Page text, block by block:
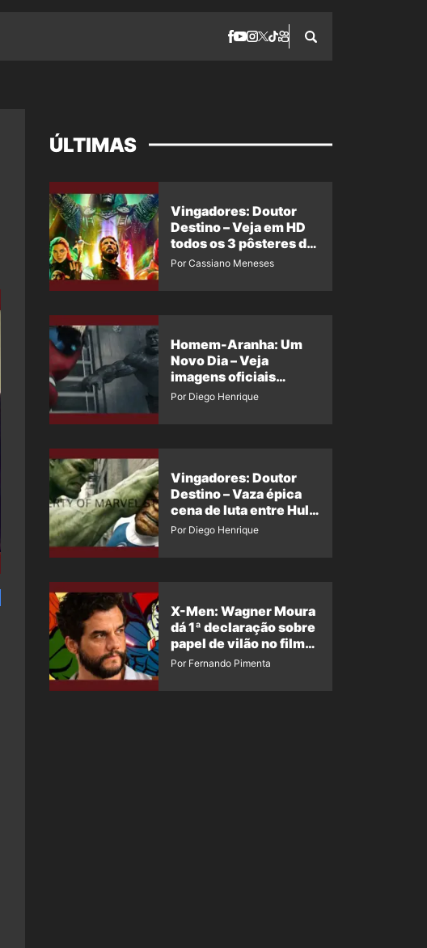
ÚLTIMAS
Vingadores: Doutor
Destino – Veja em HD
todos os 3 pôsteres de
‘Doomsday’ + 1 imagem
Por Cassiano Meneses
Homem-Aranha: Um
Novo Dia – Veja
imagens oficiais
descartadas do Hulk
Por Diego Henrique
Vingadores: Doutor
Destino – Vaza épica
cena de luta entre Hulk
e o Coisa
Por Diego Henrique
X-Men: Wagner Moura
dá 1ª declaração sobre
papel de vilão no filme
da Marvel
Por Fernando Pimenta